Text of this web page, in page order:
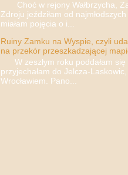
Choć w rejony Wałbrzycha,
Zdroju jeździłam od
miałam pojęcia o i...
Ruiny Zamku na Wyspie, czyli
na przekór przeszkadzającej
W zeszłym roku poddałam się
przyjechałam do Jelcza-
Wrocławiem. Pano...